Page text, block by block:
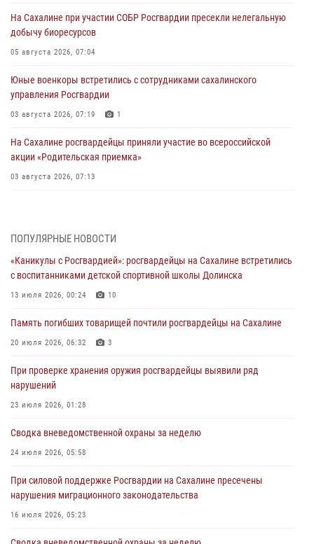
На Сахалине при участии СОБР Росгвардии пресекли нелегальную
добычу биоресурсов
05 августа 2026, 07:04
Юные военкоры встретились с сотрудниками сахалинского
управления Росгвардии
03 августа 2026, 07:19 1
На Сахалине росгвардейцы приняли участие во всероссийской
акции «Родительская приемка»
03 августа 2026, 07:13
31 июля 2026, 06:56
Сахалинские росгвардейцы стали лучшими на чемпионате
методические сборы с сотрудниками контрольно-технических
пунктов
30 июля 2026, 07:18
ПОПУЛЯРНЫЕ НОВОСТИ
«Каникулы с Росгвардией»: росгвардейцы на Сахалине встретились
с воспитанниками детской спортивной школы Долинска
13 июля 2026, 00:24 10
Память погибших товарищей почтили росгвардейцы на Сахалине
20 июля 2026, 06:32 3
При проверке хранения оружия росгвардейцы выявили ряд
нарушений
23 июля 2026, 01:28
Сводка вневедомственной охраны за неделю
24 июля 2026, 05:58
При силовой поддержке Росгвардии на Сахалине пресечены
нарушения миграционного законодательства
16 июля 2026, 05:23